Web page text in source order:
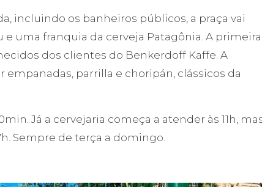
incluindo os banheiros públicos, a praça vai
uma franquia da cerveja Patagônia. A primeira
dos clientes do Benkerdoff Kaffe. A
empanadas, parrilla e choripán, clássicos da
Já a cervejaria começa a atender às 11h,
Sempre de terça a domingo.